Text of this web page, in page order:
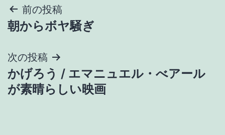
投
稿
ナ
ビ
前の投稿
朝からボヤ騒ぎ
次の投稿
かげろう / エマニュエル・べアール
が素晴らしい映画